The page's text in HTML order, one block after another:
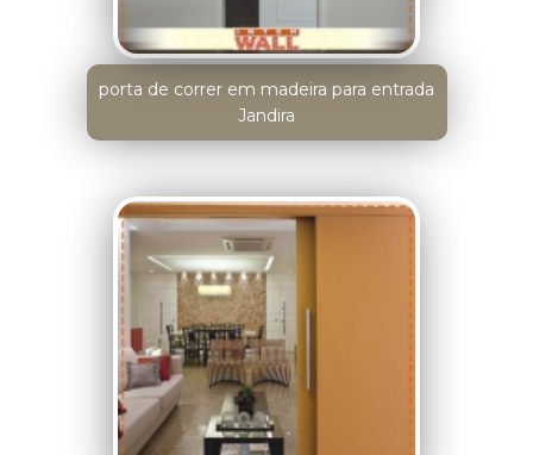
porta de correr em madeira para entrada
Jandira